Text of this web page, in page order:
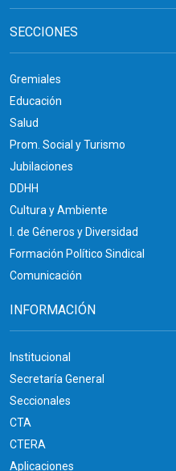
SECCIONES
Gremiales
Educación
Salud
Prom. Social y Turismo
Jubilaciones
DDHH
Cultura y Ambiente
I. de Géneros y Diversidad
Formación Político Sindical
Comunicación
INFORMACIÓN
Institucional
Secretaría General
Seccionales
CTA
CTERA
Aplicaciones